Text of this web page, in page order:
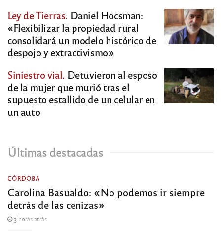
Ley de Tierras. Daniel Hocsman:
«Flexibilizar la propiedad rural
consolidará un modelo histórico de
despojo y extractivismo»
Siniestro vial. Detuvieron al esposo
de la mujer que murió tras el
supuesto estallido de un celular en
un auto
Últimas destacadas
CÓRDOBA
Carolina Basualdo: «No podemos ir siempre
detrás de las cenizas»
3 horas atrás